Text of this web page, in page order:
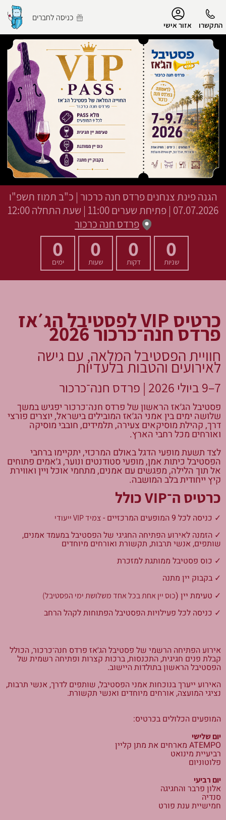
התקשרו אזור אישי
כניסה לחברים
הפרופיל שלי
התנתק
הגנה פינת צנחנים פרדס חנה כרכור | כ"ב תמוז תשפ"ו
07.07.2026 | פתיחת שערים 11:00 | שעת התחלה 12:00
פרדס חנה כרכור
0
שניות
0
דקות
0
שעות
0
ימים
כרטיס VIP לפסטיבל הג׳אז
פרדס חנה־כרכור 2026
חוויית הפסטיבל המלאה, עם גישה
לאירועים והטבות בלעדיות
7–9 ביולי 2026 | פרדס חנה־כרכור
פסטיבל הג׳אז הראשון של פרדס חנה־כרכור יפגיש במשך
שלושה ימים בין אמני הג׳אז המובילים בישראל, יוצרים פורצי
דרך, קהילת מוסיקאים צעירה, תלמידים, חובבי מוסיקה
ואורחים מכל רחבי הארץ.
לצד תשעת מופעי הדגל באולם המרכזי, יתקיימו ברחבי
הפסטיבל כיתות אמן, מופעי סטודנטים ונוער, ג׳אמים פתוחים
אל תוך הלילה, מפגשים עם אמנים, מתחמי אוכל ויין ואווירת
קיץ ייחודית בלב המושבה.
כרטיס ה־VIP כולל
✓ כניסה לכל 9 המופעים המרכזיים - צמיד VIP ייעודי
✓ הזמנה לאירוע הפתיחה החגיגי של הפסטיבל במעמד אמנים,
שותפים, אנשי תרבות, תקשורת ואורחים מיוחדים
✓ כוס פסטיבל ממותגת למזכרת
✓ בקבוק יין מתנה
✓ טעימת יין (כוס יין אחת בכל אחד משלושת ימי הפסטיבל)
✓ כניסה לכל פעילויות הפסטיבל הפתוחות לקהל הרחב
אירוע הפתיחה הרשמי של פסטיבל הג׳אז פרדס חנה־כרכור, הכולל
קבלת פנים חגיגית, התכנסות, ברכות קצרות ופתיחה רשמית של
הפסטיבל הראשון בתולדות היישוב.
האירוע ייערך בנוכחות אמני הפסטיבל, שותפים לדרך, אנשי תרבות,
נציגי המועצה, אורחים מיוחדים ואנשי תקשורת.
המופעים הכלולים בכרטיס:
יום שלישי
ATEMPO מארחים את מתן קליין
רביעיית מינואט
פלוטוניום
יום רביעי
אלון פרבר והחגיגה
סנדיה
חמישיית ענת פורט